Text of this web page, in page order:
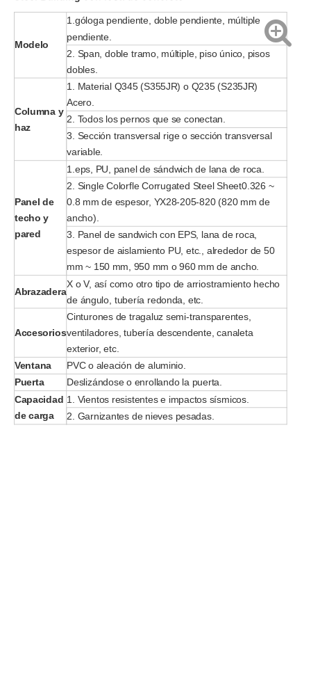
Modelo
1.góloga pendiente, doble pendiente, múltiple
pendiente.
2. Span, doble tramo, múltiple, piso único, pisos
dobles.
Columna y
haz
1. Material Q345 (S355JR) o Q235 (S235JR)
Acero.
2. Todos los pernos que se conectan.
3. Sección transversal rige o sección transversal
variable.
Panel de
techo y
pared
1.eps, PU, ​​panel de sándwich de lana de roca.
2. Single Colorfle Corrugated Steel Sheet0.326 ~
0.8 mm de espesor, YX28-205-820 (820 mm de
ancho).
3. Panel de sandwich con EPS, lana de roca,
espesor de aislamiento PU, etc., alrededor de 50
mm ~ 150 mm, 950 mm o 960 mm de ancho.
Abrazadera
X o V, así como otro tipo de arriostramiento hecho
de ángulo, tubería redonda, etc.
Accesorios
Cinturones de tragaluz semi-transparentes,
ventiladores, tubería descendente, canaleta
exterior, etc.
Ventana PVC o aleación de aluminio.
Puerta
Deslizándose o enrollando la puerta.
Capacidad
de carga
1. Vientos resistentes e impactos sísmicos.
2. Garnizantes de nieves pesadas.